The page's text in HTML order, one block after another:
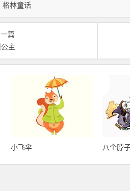
格林童话
篇
主
小飞伞 八个脖